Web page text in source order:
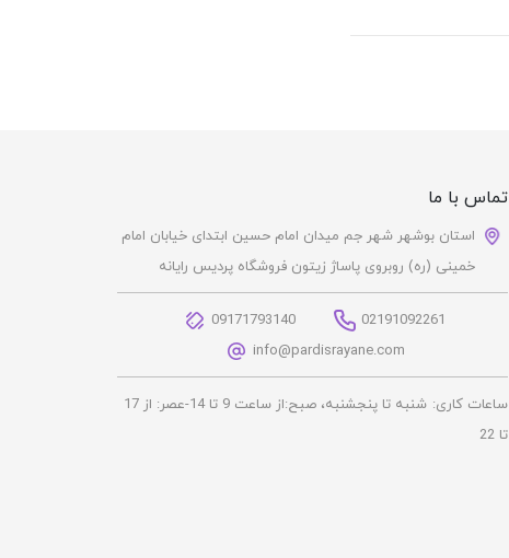
تماس با ما
استان بوشهر شهر جم میدان امام حسین ابتدای خیابان امام
خمینی (ره) روبروی پاساژ زیتون فروشگاه پردیس رایانه
09171793140
02191092261
info@pardisrayane.com
ساعات کاری:
شنبه تا پنجشنبه، صبح:از ساعت 9 تا 14-عصر: از 17
تا 22